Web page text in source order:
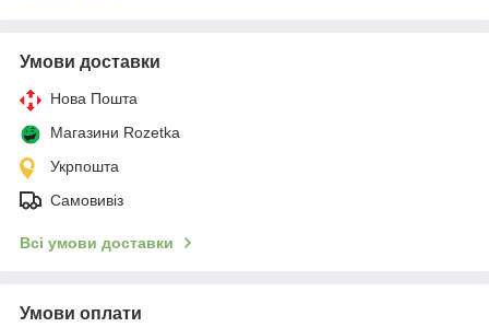
Умови доставки
Нова Пошта
Магазини Rozetka
Укрпошта
Самовивіз
Всі умови доставки
Умови оплати